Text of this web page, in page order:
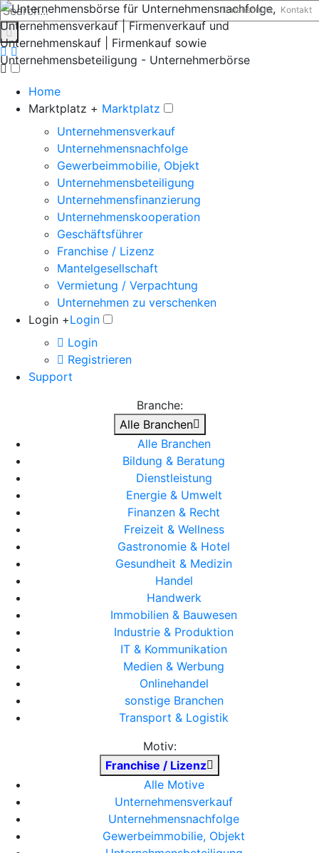
Datenschutz Kontakt
Home
Marktplatz + Marktplatz
Unternehmensverkauf
Unternehmensnachfolge
Gewerbeimmobilie, Objekt
Unternehmensbeteiligung
Unternehmensfinanzierung
Unternehmenskooperation
Geschäftsführer
Franchise / Lizenz
Mantelgesellschaft
Vermietung / Verpachtung
Unternehmen zu verschenken
Login +Login
Login
Registrieren
Support
Branche:
Alle Branchen
Alle Branchen
Bildung & Beratung
Dienstleistung
Energie & Umwelt
Finanzen & Recht
Freizeit & Wellness
Gastronomie & Hotel
Gesundheit & Medizin
Handel
Handwerk
Immobilien & Bauwesen
Industrie & Produktion
IT & Kommunikation
Medien & Werbung
Onlinehandel
sonstige Branchen
Transport & Logistik
Motiv:
Franchise / Lizenz
Alle Motive
Unternehmensverkauf
Unternehmensnachfolge
Gewerbeimmobilie, Objekt